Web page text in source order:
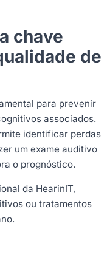
chave
de
para prevenir
associados.
identificar perdas
um exame auditivo
o prognóstico.
da HearinIT,
ou tratamentos